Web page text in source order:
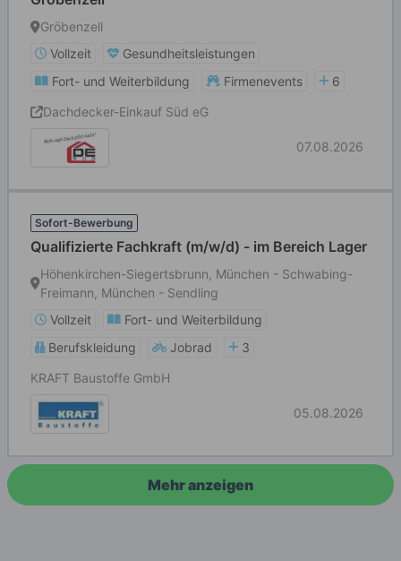
Gröbenzell
Vollzeit
Gesundheitsleistungen
Fort- und Weiterbildung
Firmenevents
6
Dachdecker-Einkauf Süd eG
07.08.2026
Sofort-Bewerbung
Qualifizierte Fachkraft (m/w/d) - im Bereich Lager
Höhenkirchen-Siegertsbrunn, München - Schwabing-
Freimann, München - Sendling
Vollzeit
Fort- und Weiterbildung
Berufskleidung
Jobrad
3
KRAFT Baustoffe GmbH
05.08.2026
Mehr anzeigen